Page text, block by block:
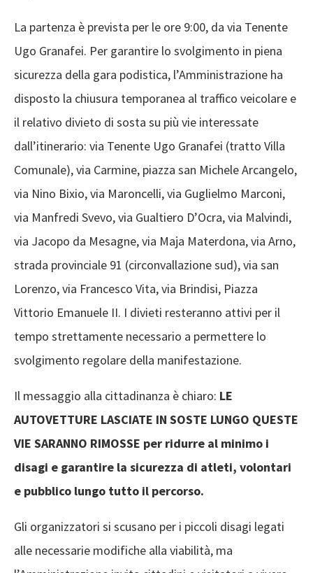
La partenza è prevista per le ore 9:00, da via Tenente
Ugo Granafei. Per garantire lo svolgimento in piena
sicurezza della gara podistica, l’Amministrazione ha
disposto la chiusura temporanea al traffico veicolare e
il relativo divieto di sosta su più vie interessate
dall’itinerario: via Tenente Ugo Granafei (tratto Villa
Comunale), via Carmine, piazza san Michele Arcangelo,
via Nino Bixio, via Maroncelli, via Guglielmo Marconi,
via Manfredi Svevo, via Gualtiero D’Ocra, via Malvindi,
via Jacopo da Mesagne, via Maja Materdona, via Arno,
strada provinciale 91 (circonvallazione sud), via san
Lorenzo, via Francesco Vita, via Brindisi, Piazza
Vittorio Emanuele II. I divieti resteranno attivi per il
tempo strettamente necessario a permettere lo
svolgimento regolare della manifestazione.
Il messaggio alla cittadinanza è chiaro: LE
AUTOVETTURE LASCIATE IN SOSTE LUNGO QUESTE
VIE SARANNO RIMOSSE per ridurre al minimo i
disagi e garantire la sicurezza di atleti, volontari
e pubblico lungo tutto il percorso.
Gli organizzatori si scusano per i piccoli disagi legati
alle necessarie modifiche alla viabilità, ma